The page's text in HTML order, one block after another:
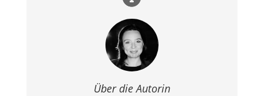
Über die Autorin